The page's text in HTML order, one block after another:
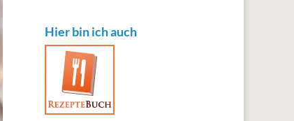
Hier bin ich auch